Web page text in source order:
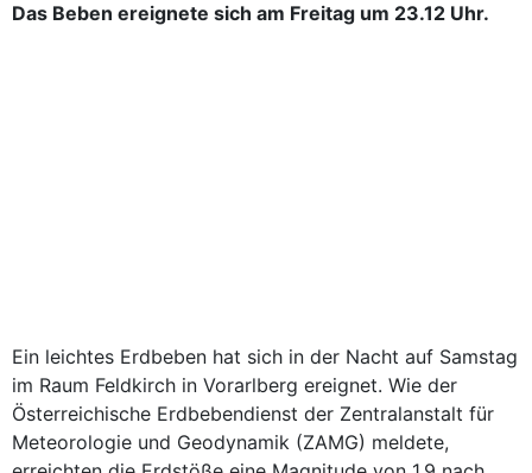
Das Beben ereignete sich am Freitag um 23.12 Uhr.
Ein leichtes Erdbeben hat sich in der Nacht auf Samstag
im Raum Feldkirch in Vorarlberg ereignet. Wie der
Österreichische Erdbebendienst der Zentralanstalt für
Meteorologie und Geodynamik (ZAMG) meldete,